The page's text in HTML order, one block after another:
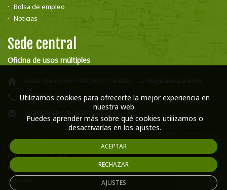
Bolsa de empleo
Noticias
Sede central
Oficina de usos múltiples
Avda. Manocho nº 92 24120 Canales - La Magdalena (León)
987 58 16 66
cuatrovalles@cuatrovalles.es
Aviso legal
Política de privacidad
Política de cookies
Contacto
Utilizamos cookies para ofrecerte la mejor experiencia en
nuestra web.
Puedes aprender más sobre qué cookies utilizamos o
desactivarlas en los ajustes.
ACEPTAR
RECHAZAR
AJUSTES